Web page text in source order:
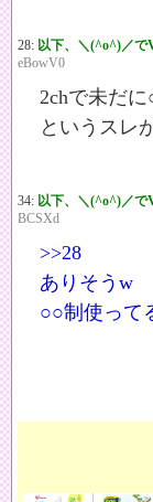
28: 以下、＼(^o^)／で
eBowV0
2chで未だ
というスレ
34: 以下、＼(^o^)／で
BCSXd
>>28
ありそうw
○○制使って